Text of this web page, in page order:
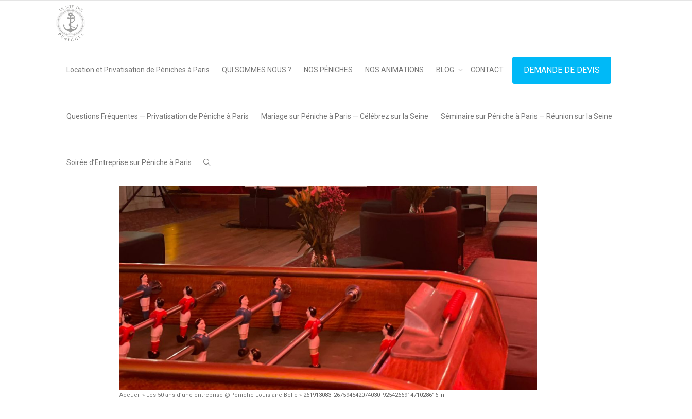
Location et Privatisation de Péniches à Paris QUI SOMMES NOUS ? NOS PÉNICHES NOS ANIMATIONS BLOG CONTACT DEMANDE DE DEVIS
Questions Fréquentes — Privatisation de Péniche à Paris Mariage sur Péniche à Paris — Célébrez sur la Seine Séminaire sur Péniche à Paris — Réunion sur la Seine
Soirée d’Entreprise sur Péniche à Paris
novembre
Accueil » Les 50 ans d’une entreprise @Péniche Louisiane Belle » 261913083_267594542074030_925426691471028616_n